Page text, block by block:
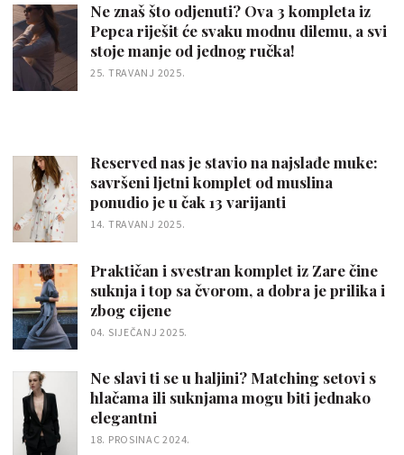
Ne znaš što odjenuti? Ova 3 kompleta iz
Pepca riješit će svaku modnu dilemu, a svi
stoje manje od jednog ručka!
25. TRAVANJ 2025.
Reserved nas je stavio na najslađe muke:
savršeni ljetni komplet od muslina
ponudio je u čak 13 varijanti
14. TRAVANJ 2025.
Praktičan i svestran komplet iz Zare čine
suknja i top sa čvorom, a dobra je prilika i
zbog cijene
04. SIJEČANJ 2025.
Ne slavi ti se u haljini? Matching setovi s
hlačama ili suknjama mogu biti jednako
elegantni
18. PROSINAC 2024.